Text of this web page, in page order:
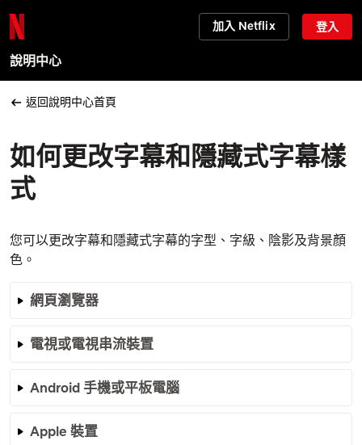
加入 Netflix 登入
說明中心
返回說明中心首頁
如何更改字幕和隱藏式字幕樣
式
您可以更改字幕和隱藏式字幕的字型、字級、陰影及背景顏
色。
網頁瀏覽器
電視或電視串流裝置
Android 手機或平板電腦
Apple 裝置